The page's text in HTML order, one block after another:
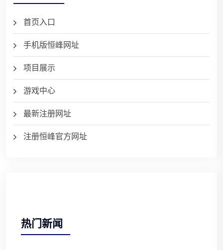
首页入口
手机版恒峰网址
项目展示
游戏中心
最新注册网址
注册恒峰官方网址
热门新闻